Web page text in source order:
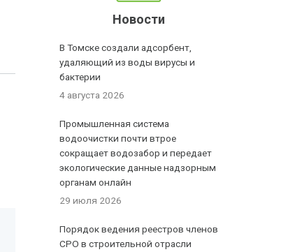
Новости
В Томске создали адсорбент,
удаляющий из воды вирусы и
бактерии
4 августа 2026
Промышленная система
водоочистки почти втрое
сокращает водозабор и передает
экологические данные надзорным
органам онлайн
29 июля 2026
Порядок ведения реестров членов
СРО в строительной отрасли